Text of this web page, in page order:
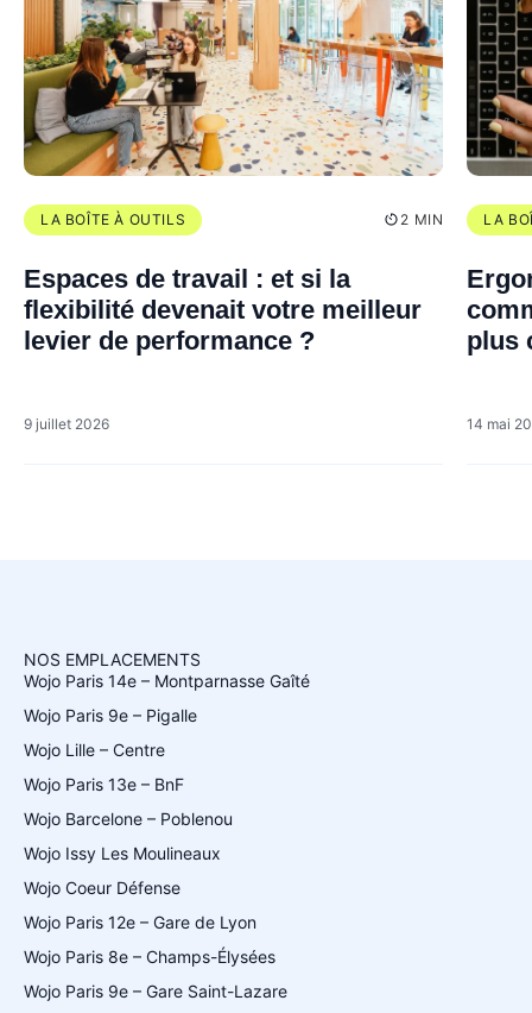
LA BOÎTE À OUTILS 2 MIN
Espaces de travail : et si la
flexibilité devenait votre meilleur
levier de performance ?
9 juillet 2026
LA
plus
14 mai
NOS EMPLACEMENTS
Wojo Paris 14e – Montparnasse Gaîté
Wojo Paris 9e – Pigalle
Wojo Lille – Centre
Wojo Paris 13e – BnF
Wojo Barcelone – Poblenou
Wojo Issy Les Moulineaux
Wojo Coeur Défense
Wojo Paris 12e – Gare de Lyon
Wojo Paris 8e – Champs-Élysées
Wojo Paris 9e – Gare Saint-Lazare